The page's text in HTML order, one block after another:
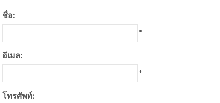
ชื่อ:
*
อีเมล:
*
โทรศัพท์: